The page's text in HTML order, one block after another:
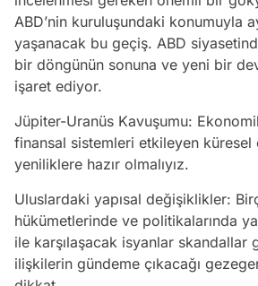
ABD’nin kuruluşundaki konumuyla
yaşanacak bu geçiş. ABD
bir döngünün sonuna ve yeni bir
işaret ediyor.
Jüpiter-Uranüs Kavuşumu:
finansal sistemleri etkileyen
yeniliklere hazır olmalıyız.
Uluslardaki yapısal değişiklikler:
hükümetlerinde ve politikalarında
ile karşılaşacak isyanlar skandallar
ilişkilerin gündeme çıkacağı